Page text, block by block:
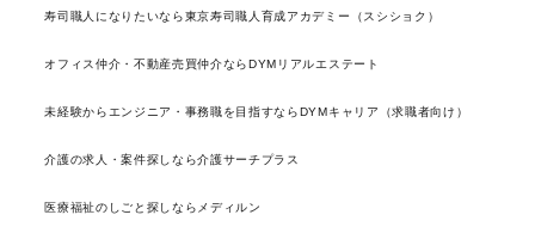
寿司職人になりたいなら東京寿司職人育成アカデミー（スシショク）
オフィス仲介・不動産売買仲介ならDYMリアルエステート
未経験からエンジニア・事務職を目指すならDYMキャリア（求職者向け）
介護の求人・案件探しなら介護サーチプラス
医療福祉のしごと探しならメディルン